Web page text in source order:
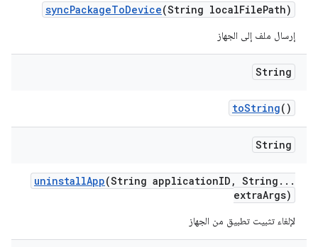
syncPackageToDevice(String localFilePath)
إرسال ملف إلى الجهاز
String
toString()
String
uninstallApp(String applicationID , String . . .
extraArgs)
لإلغاء تثبيت تطبيق من الجهاز